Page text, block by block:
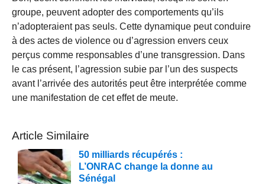
groupe, peuvent adopter des comportements qu’ils
n’adopteraient pas seuls. Cette dynamique peut conduire
à des actes de violence ou d’agression envers ceux
perçus comme responsables d’une transgression. Dans
le cas présent, l’agression subie par l’un des suspects
avant l’arrivée des autorités peut être interprétée comme
une manifestation de cet effet de meute.
Article Similaire
50 milliards récupérés :
L’ONRAC change la donne au
Sénégal